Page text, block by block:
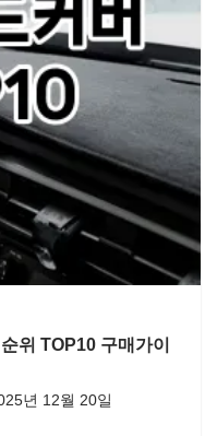
위 TOP10 구매가이
년 12월 20일